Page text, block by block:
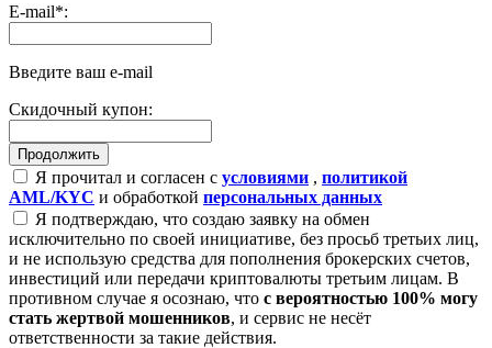
E-mail*:
Введите ваш e-mail
Скидочный купон:
Я прочитал и согласен с условиями , политикой
AML/KYC и обработкой персональных данных
Я подтверждаю, что создаю заявку на обмен
исключительно по своей инициативе, без просьб третьих лиц,
и не использую средства для пополнения брокерских счетов,
инвестиций или передачи криптовалюты третьим лицам. В
противном случае я осознаю, что с вероятностью 100% могу
стать жертвой мошенников, и сервис не несёт
ответственности за такие действия.